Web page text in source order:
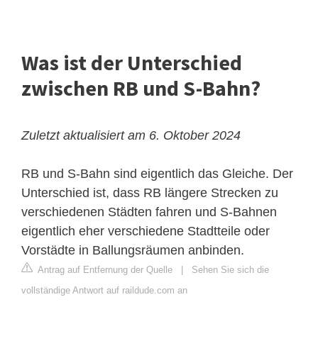
Was ist der Unterschied
zwischen RB und S-Bahn?
Zuletzt aktualisiert am 6. Oktober 2024
RB und S-Bahn sind eigentlich das Gleiche. Der
Unterschied ist, dass RB längere Strecken zu
verschiedenen Städten fahren und S-Bahnen
eigentlich eher verschiedene Stadtteile oder
Vorstädte in Ballungsräumen anbinden.
Antrag auf Entfernung der Quelle
Sehen Sie sich die
vollständige Antwort auf raildude.com an